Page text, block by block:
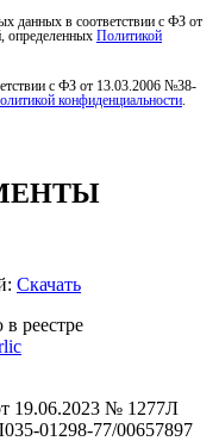
данных в соответствии с ФЗ от
определенных Политикой
с ФЗ от 13.03.2006 №38-
конфиденциальности.
Скачать
реестре
19.06.2023 № 1277Л
01298-77/00657897